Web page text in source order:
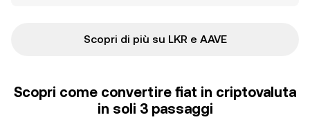
Scopri di più su LKR e AAVE
Scopri come convertire fiat in criptovaluta
in soli 3 passaggi